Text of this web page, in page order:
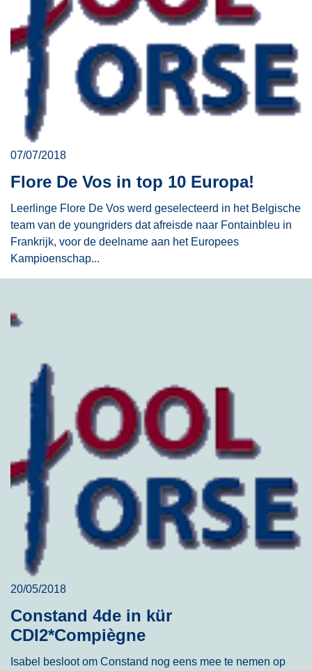
07/07/2018
Flore De Vos in top 10 Europa!
Leerlinge Flore De Vos werd geselecteerd in het Belgische
team van de youngriders dat afreisde naar Fontainbleu in
Frankrijk, voor de deelname aan het Europees
Kampioenschap...
20/05/2018
Constand 4de in kür
CDI2*Compiègne
Isabel besloot om Constand nog eens mee te nemen op